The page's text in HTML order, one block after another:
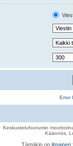
Error
Keskustelufoorumin
Käännös,
Tämäkin on ilmainen